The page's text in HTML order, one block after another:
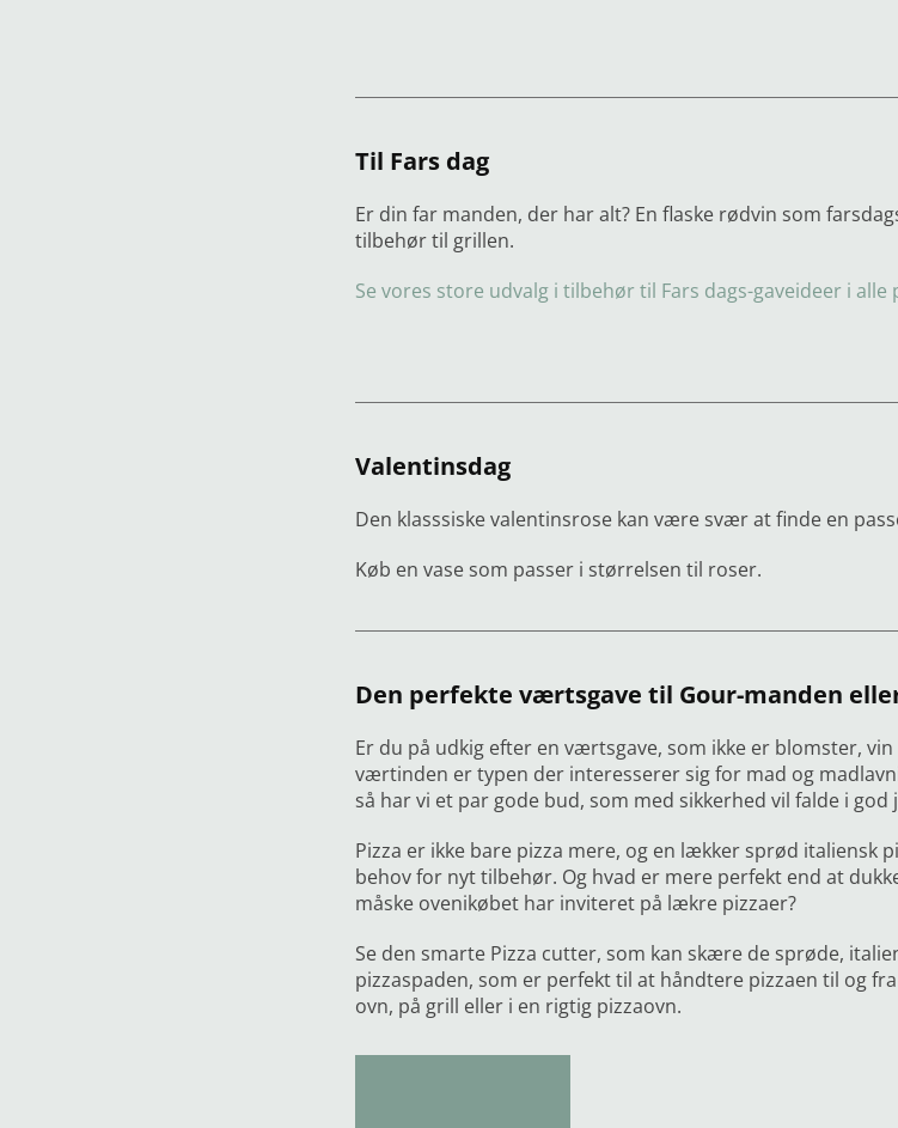
Til Fars dag
Er din far manden, der har alt? En flaske rødvin som
tilbehør til grillen.
Se vores store udvalg i tilbehør til Fars dags-gaveideer i alle
Valentinsdag
Den klasssiske valentinsrose kan være svær at finde en
Køb en vase som passer i størrelsen til roser.
Den perfekte værtsgave til Gour-manden
Er du på udkig efter en værtsgave, som ikke er blomster,
værtinden er typen der interesserer sig for mad og
så har vi et par gode bud, som med sikkerhed vil falde i god
Pizza er ikke bare pizza mere, og en lækker sprød italiensk
behov for nyt tilbehør. Og hvad er mere perfekt end at
måske ovenikøbet har inviteret på lækre pizzaer?
Se den smarte Pizza cutter, som kan skære de sprøde,
pizzaspaden, som er perfekt til at håndtere pizzaen til og
ovn, på grill eller i en rigtig pizzaovn.